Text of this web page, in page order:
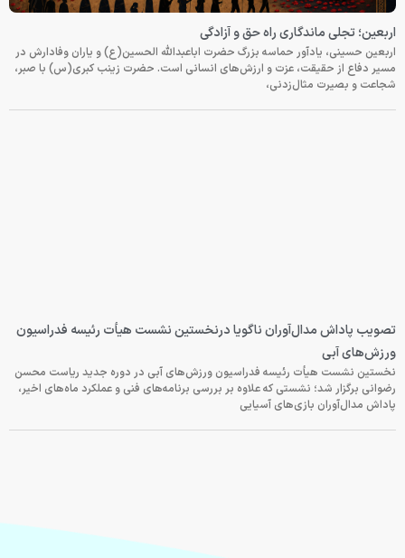
اربعین؛ تجلی ماندگاری راه حق و آزادگی
اربعین حسینی، یادآور حماسه بزرگ حضرت اباعبدالله الحسین(ع) و یاران وفادارش در
مسیر دفاع از حقیقت، عزت و ارزش‌های انسانی است. حضرت زینب کبری(س) با صبر،
شجاعت و بصیرت مثال‌زدنی،
تصویب پاداش مدال‌آوران ناگویا درنخستین نشست هیأت رئیسه فدراسیون
ورزش‌های آبی
نخستین نشست هیأت رئیسه فدراسیون ورزش‌های آبی در دوره جدید ریاست محسن
رضوانی برگزار شد؛ نشستی که علاوه بر بررسی برنامه‌های فنی و عملکرد ماه‌های اخیر،
پاداش مدال‌آوران بازی‌های آسیایی